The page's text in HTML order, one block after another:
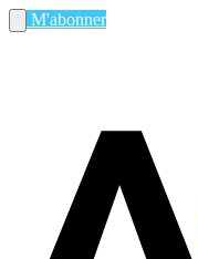
M'abonner